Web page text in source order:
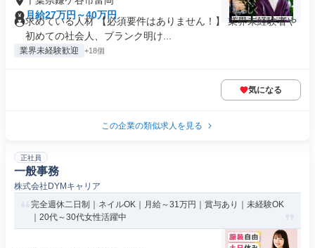
月給27万円～40万円
求めている人材 【必須要件はありません！】 業界未経験者や
初めての社会人、ブランク明け...
業界未経験歓迎 +18個
気になる
この企業の類似求人を見る
正社員
一般事務
株式会社DYMキャリア
完全週休二日制｜ネイルOK｜月給～31万円｜賞与あり｜未経験OK
｜20代～30代女性活躍中